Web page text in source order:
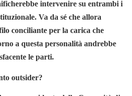
intervenire su entrambi i
Va da sé che allora
conciliante per la carica che
a questa personalità andrebbe
le parti.
outsider?